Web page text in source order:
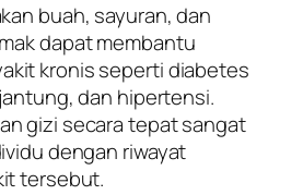
buah, sayuran, dan
dapat membantu
kronis seperti diabetes
dan hipertensi.
gizi secara tepat sangat
dengan riwayat
tersebut.